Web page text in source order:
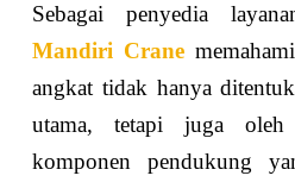
Sebagai penyedia
Mandiri Crane
angkat tidak hanya
utama, tetapi juga oleh
komponen pendukung